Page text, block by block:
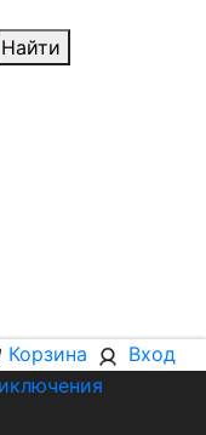
Корзина Вход
Найти